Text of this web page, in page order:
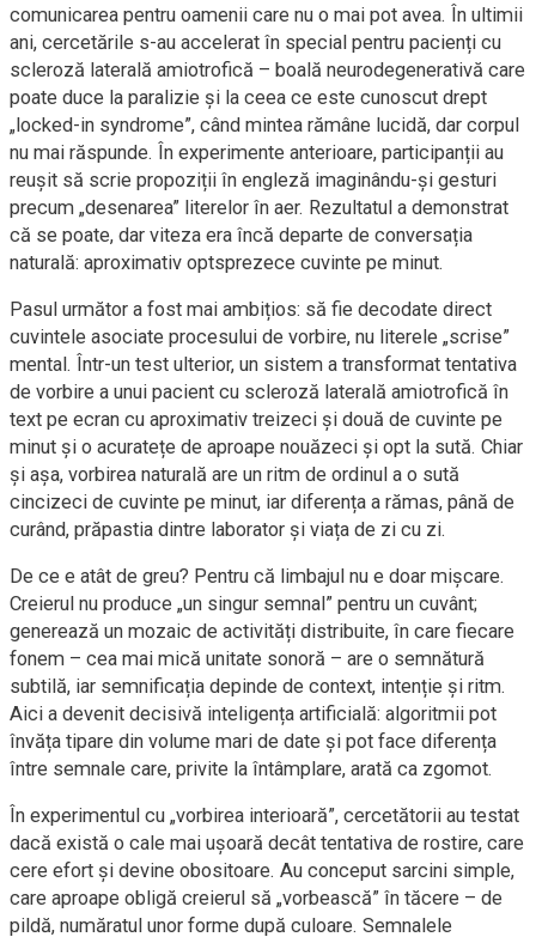
comunicarea pentru oamenii care nu o mai pot avea. În ultimii
ani, cercetările s-au accelerat în special pentru pacienți cu
scleroză laterală amiotrofică – boală neurodegenerativă care
poate duce la paralizie și la ceea ce este cunoscut drept
„locked-in syndrome”, când mintea rămâne lucidă, dar corpul
nu mai răspunde. În experimente anterioare, participanții au
reușit să scrie propoziții în engleză imaginându-și gesturi
precum „desenarea” literelor în aer. Rezultatul a demonstrat
că se poate, dar viteza era încă departe de conversația
naturală: aproximativ optsprezece cuvinte pe minut.
Pasul următor a fost mai ambițios: să fie decodate direct
cuvintele asociate procesului de vorbire, nu literele „scrise”
mental. Într-un test ulterior, un sistem a transformat tentativa
de vorbire a unui pacient cu scleroză laterală amiotrofică în
text pe ecran cu aproximativ treizeci și două de cuvinte pe
minut și o acuratețe de aproape nouăzeci și opt la sută. Chiar
și așa, vorbirea naturală are un ritm de ordinul a o sută
cincizeci de cuvinte pe minut, iar diferența a rămas, până de
curând, prăpastia dintre laborator și viața de zi cu zi.
De ce e atât de greu? Pentru că limbajul nu e doar mișcare.
Creierul nu produce „un singur semnal” pentru un cuvânt;
generează un mozaic de activități distribuite, în care fiecare
fonem – cea mai mică unitate sonoră – are o semnătură
subtilă, iar semnificația depinde de context, intenție și ritm.
Aici a devenit decisivă inteligența artificială: algoritmii pot
învăța tipare din volume mari de date și pot face diferența
între semnale care, privite la întâmplare, arată ca zgomot.
În experimentul cu „vorbirea interioară”, cercetătorii au testat
dacă există o cale mai ușoară decât tentativa de rostire, care
cere efort și devine obositoare. Au conceput sarcini simple,
care aproape obligă creierul să „vorbească” în tăcere – de
pildă, număratul unor forme după culoare. Semnalele